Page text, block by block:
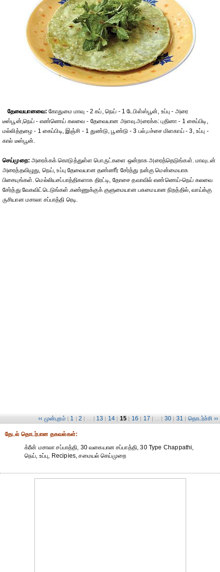
தேவையானவை: கோதுமை மாவு - 2 கப், நெய் - 1 டேபிள்ஸ்பூன், உப்பு - அரை
டீஸ்பூன்,நெய் - எண்ணெய் கலவை - தேவையான அளவு.அரைக்க: புதினா - 1 கைப்பிடி,
மல்லித்தழை - 1 கைப்பிடி, இஞ்சி - 1 துண்டு, பூண்டு - 3 பல்,பச்சை மிளகாய் - 3, உப்பு -
கால் டீஸ்பூன்.
செய்முறை: அரைக்கக் கொடுத்துள்ள பொருட்களை ஒன்றாக அரைத்தெடுங்கள். மாவுடன்
அரைத்தவிழுது, நெய், உப்பு தேவையான தண்ணீர் சேர்த்து நன்கு மென்மையாக
பிசையுங்கள். மெல்லியசப்பாத்திகளாக திரட்டி, தோசை தவாவில் எண்ணெய்-நெய் கலவை
சேர்த்து வேகவிட்டெடுங்கள்.கண்ணுக்குக் குளுமையான பசுமையான நிறத்தில், வாய்க்கு
ருசியான மசாலா சப்பாத்தி ரெடி.
‹‹ முன்புறம் | 1 | 2 | ... | 13 | 14 | 15 | 16 | 17 | ... | 30 | 31 | தொடர்ச்சி ››
தேட‌ல் தொட‌ர்பான தகவ‌ல்க‌ள்:
க்ரீன் மசாலா சப்பாத்தி, 30 வகையான சப்பாத்தி, 30 Type Chappathi,
நெய், உப்பு, Recipies, சமையல் செய்முறை